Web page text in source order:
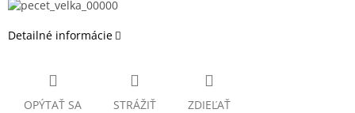
Detailné informácie
OPÝTAŤ SA STRÁŽIŤ ZDIEĽAŤ